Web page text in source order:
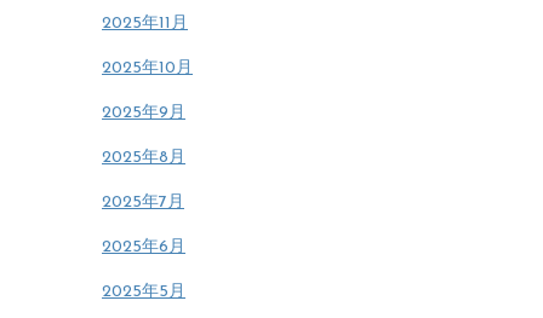
2025年11月
2025年10月
2025年9月
2025年8月
2025年7月
2025年6月
2025年5月